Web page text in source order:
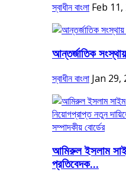
স্বাধীন বাংলা Feb 11,
আন্তর্জাতিক
স্বাধীন বাংলা Jan 29,
আমিরুল ইসলাম
প্রতিবেদক...